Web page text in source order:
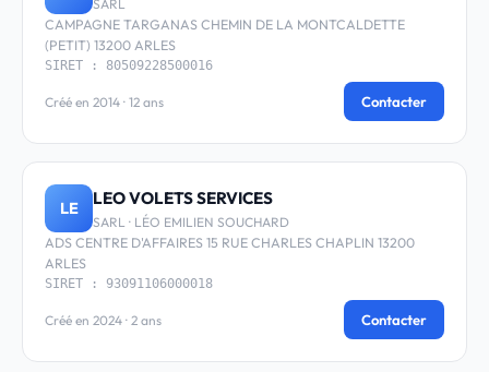
SARL
CAMPAGNE TARGANAS CHEMIN DE LA MONTCALDETTE
(PETIT) 13200 ARLES
SIRET : 80509228500016
Créé en 2014 · 12 ans Contacter
LE LEO VOLETS SERVICES
SARL · LÉO EMILIEN SOUCHARD
ADS CENTRE D'AFFAIRES 15 RUE CHARLES CHAPLIN 13200
ARLES
SIRET : 93091106000018
Créé en 2024 · 2 ans Contacter